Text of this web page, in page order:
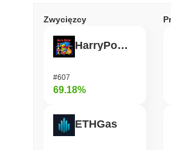
Zwycięzcy
HarryPotterObamaSonic10Inu (ETH)
#607
69.18%
ETHGas